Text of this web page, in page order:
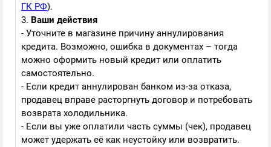
ГК РФ).
3. Ваши действия
- Уточните в магазине причину аннулирования
кредита. Возможно, ошибка в документах – тогда
можно оформить новый кредит или оплатить
самостоятельно.
- Если кредит аннулирован банком из-за отказа,
продавец вправе расторгнуть договор и потребовать
возврата холодильника.
- Если вы уже оплатили часть суммы (чек), продавец
может удержать её как неустойку или возвратить.